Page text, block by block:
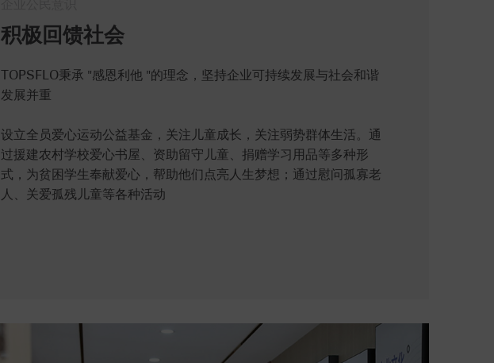
积极回馈社会
TOPSFLO秉承 "感恩利他 "的理念，坚持企业可持续发展与社会和谐
发展并重
设立全员爱心运动公益基金，关注儿童成长，关注弱势群体生活。通
过援建农村学校爱心书屋、资助留守儿童、捐赠学习用品等多种形
式，为贫困学生奉献爱心，帮助他们点亮人生梦想；通过慰问孤寡老
人、关爱孤残儿童等各种活动